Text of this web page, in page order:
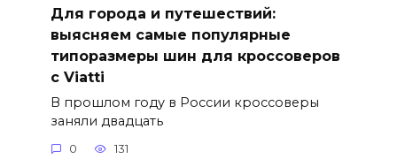
Для города и путешествий:
выясняем самые популярные
типоразмеры шин для кроссоверов
с Viatti
В прошлом году в России кроссоверы
заняли двадцать
0 131